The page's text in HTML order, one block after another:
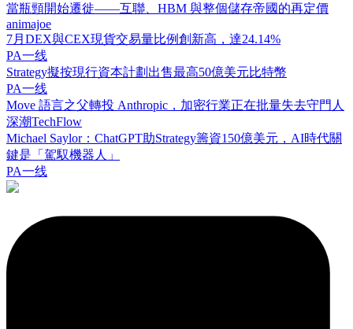
當瓶頸開始遷徙——互聯、HBM 與整個儲存帝國的再定價
animajoe
7月DEX與CEX現貨交易量比例創新高，達24.14%
PA一线
Strategy擬按現行資本計劃出售最高50億美元比特幣
PA一线
Move 語言之父轉投 Anthropic，加密行業正在批量失去守門人
深潮TechFlow
Michael Saylor：ChatGPT助Strategy籌資150億美元，AI時代關
鍵是「駕馭機器人」
PA一线